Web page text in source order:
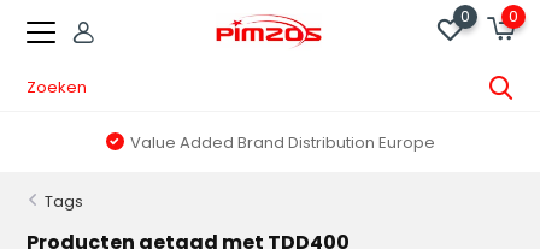
0 0
Value Added Brand Distribution Europe
Tags
Producten getagd met TDD400